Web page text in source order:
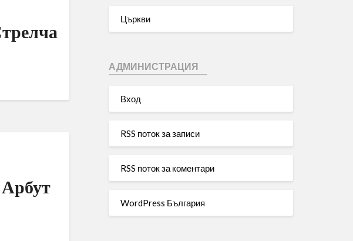
Църкви
АДМИНИСТРАЦИЯ
Вход
RSS поток за записи
RSS поток за коментари
WordPress България